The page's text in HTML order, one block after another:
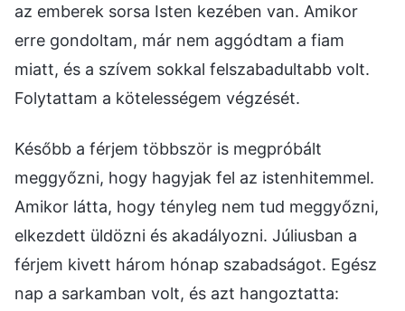
az emberek sorsa Isten kezében van. Amikor
erre gondoltam, már nem aggódtam a fiam
miatt, és a szívem sokkal felszabadultabb volt.
Folytattam a kötelességem végzését.
Később a férjem többször is megpróbált
meggyőzni, hogy hagyjak fel az istenhitemmel.
Amikor látta, hogy tényleg nem tud meggyőzni,
elkezdett üldözni és akadályozni. Júliusban a
férjem kivett három hónap szabadságot. Egész
nap a sarkamban volt, és azt hangoztatta: